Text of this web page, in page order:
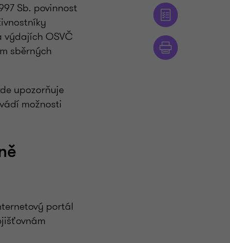
Sb. povinnost
výdajích OSVČ
sběrných
upozorňuje
možnosti
portál